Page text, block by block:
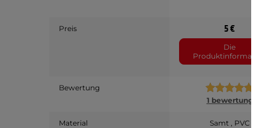
Preis 5 €
Die
Produktinformation
Bewertung
1 bewertung
Material Samt , PVC